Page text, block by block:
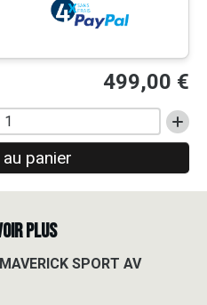
499,00 €
panier
PLUS
SPORT AV